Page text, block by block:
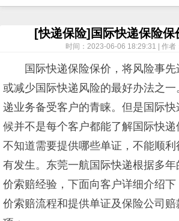
[快递保险]国际快递保险保
时间：2023-06-06 18:29:31 | 作者
国际快递保险保价，将风险事
或减少国际快递风险的最好办法之
递业务备受客户的青睐。但是国际
候并不是每个客户都能了解国际快
不知道需要提供哪些单证，不能顺
有发生。东莞一航国际快递根据多
价索赔经验，下面向客户详细介绍
价索赔流程和提供单证及保险公司